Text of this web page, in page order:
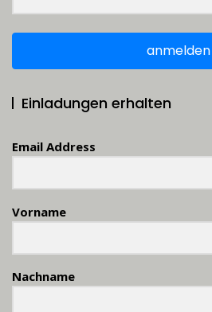
anmelden
Einladungen erhalten
Email Address
Vorname
Nachname